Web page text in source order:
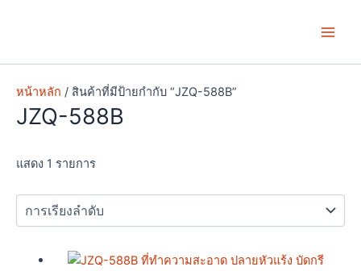
หน้าหลัก / สินค้าที่มีป้ายกำกับ “JZQ-588B”
JZQ-588B
แสดง 1 รายการ